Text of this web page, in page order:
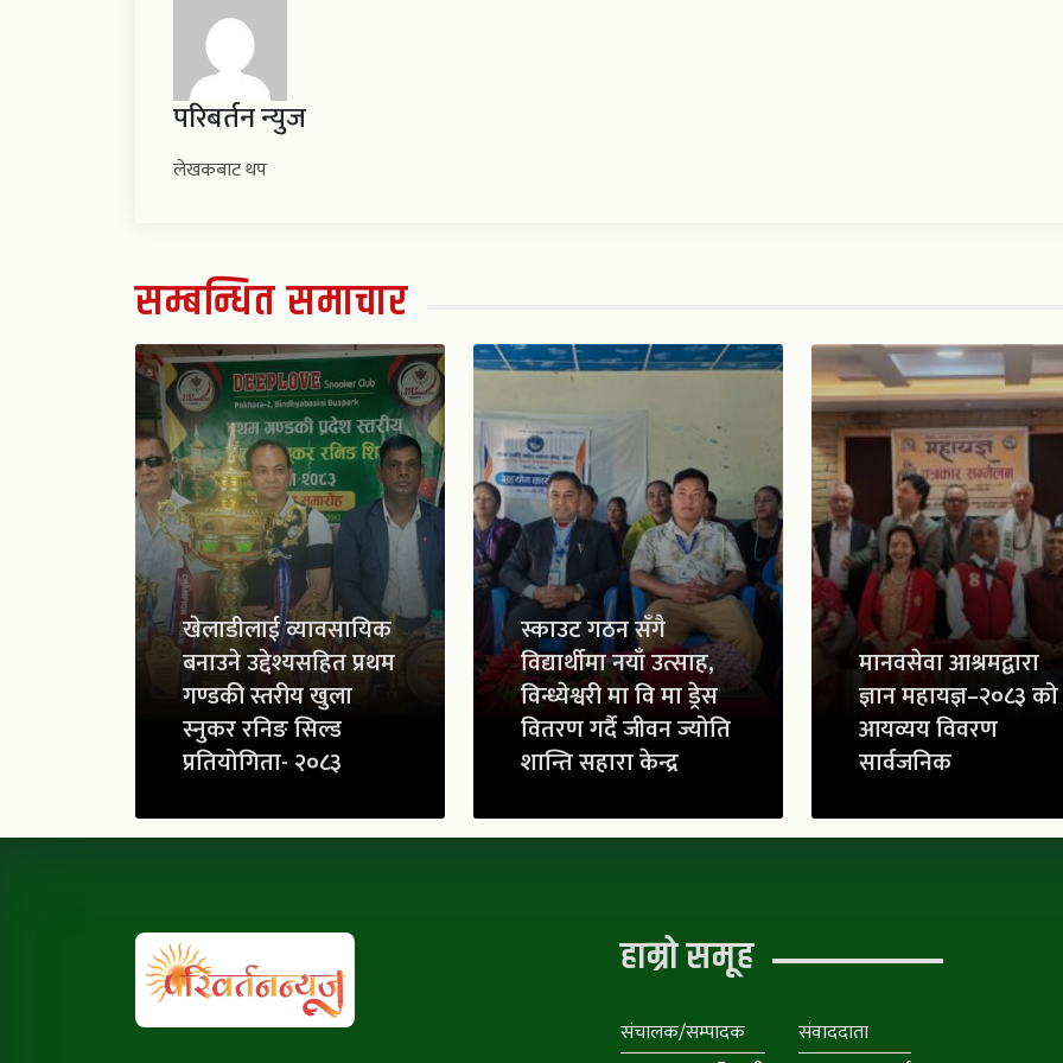
परिबर्तन न्युज
लेखकबाट थप
सम्बन्धित समाचार
खेलाडीलाई व्यावसायिक
बनाउने उद्देश्यसहित प्रथम
गण्डकी स्तरीय खुला
स्नुकर रनिङ सिल्ड
प्रतियोगिता- २०८३
स्काउट गठन सँगै
विद्यार्थीमा नयाँ उत्साह,
विन्ध्येश्वरी मा वि मा ड्रेस
वितरण गर्दै जीवन ज्योति
शान्ति सहारा केन्द्र
मानवसेवा आश्रमद्वारा
ज्ञान महायज्ञ–२०८३ को
आयव्यय विवरण
सार्वजनिक
हाम्रो समूह
संचालक/सम्पादक
संवाददाता